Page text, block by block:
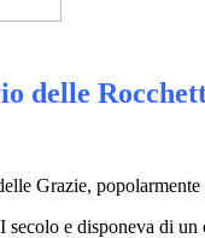
delle
Grazie,
e disponeva di